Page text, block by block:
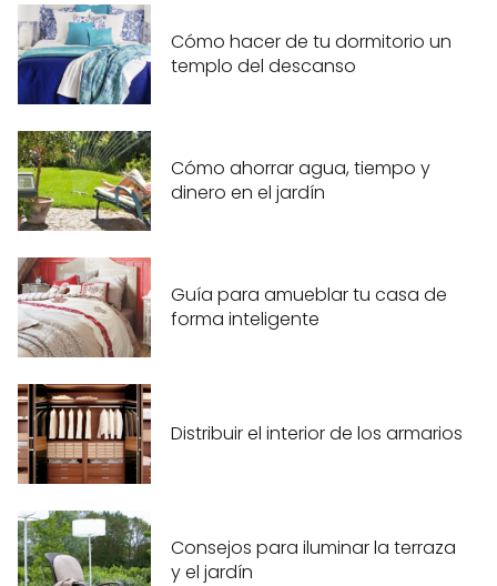
Cómo hacer de tu dormitorio un
templo del descanso
Cómo ahorrar agua, tiempo y
dinero en el jardín
Guía para amueblar tu casa de
forma inteligente
Distribuir el interior de los armarios
Consejos para iluminar la terraza
y el jardín